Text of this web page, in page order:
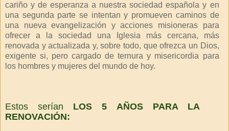
cariño y de esperanza a nuestra sociedad española y en
una segunda parte se intentan y promueven caminos de
una nueva evangelización y acciones misioneras para
ofrecer a la sociedad una Iglesia más cercana, más
renovada y actualizada y, sobre todo, que ofrezca un Dios,
exigente si, pero cargado de ternura y misericordia para
los hombres y mujeres del mundo de hoy.
Estos serían LOS 5 AÑOS PARA LA
RENOVACIÓN: